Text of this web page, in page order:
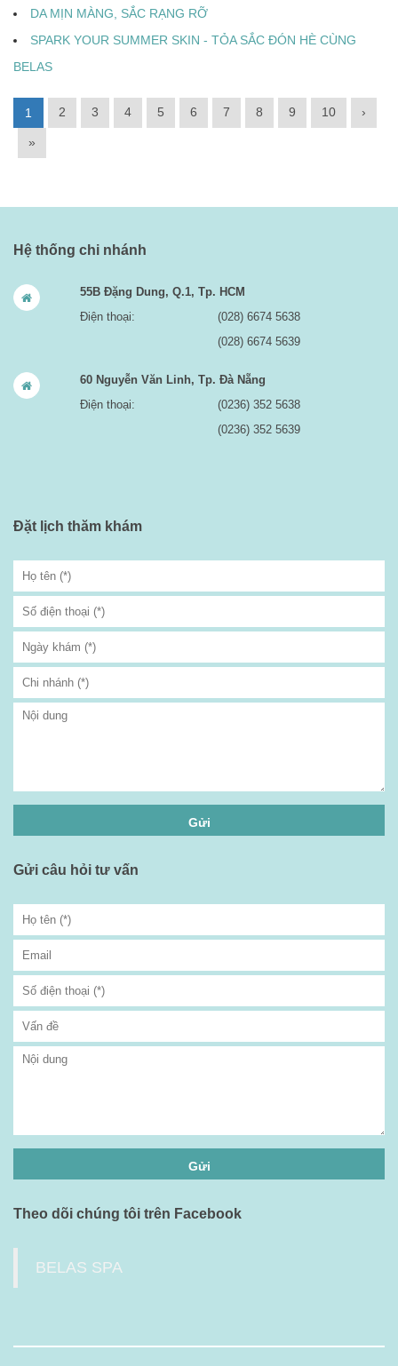
DA MỊN MÀNG, SẮC RẠNG RỠ
SPARK YOUR SUMMER SKIN - TỎA SẮC ĐÓN HÈ CÙNG
BELAS
1 2 3 4 5 6 7 8 9 10 ›
»
Hệ thống chi nhánh
55B Đặng Dung, Q.1, Tp. HCM
Điện thoại:
(028) 6674 5638
(028) 6674 5639
60 Nguyễn Văn Linh, Tp. Đà Nẵng
Điện thoại:
(0236) 352 5638
(0236) 352 5639
Đặt lịch thăm khám
Gửi câu hỏi tư vấn
Theo dõi chúng tôi trên Facebook
BELAS SPA